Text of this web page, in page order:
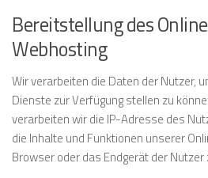
Bereitstellung des
Webhosting
Wir verarbeiten die Daten der Nutzer,
Dienste zur Verfügung stellen zu
verarbeiten wir die IP-Adresse des
die Inhalte und Funktionen unserer
Browser oder das Endgerät der